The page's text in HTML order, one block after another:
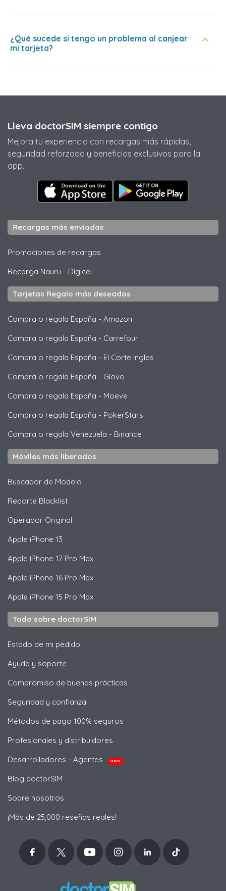
¿Qué sucede si tengo un problema al canjear
mi tarjeta?
Lleva doctorSIM siempre contigo
Mejora tu experiencia con recargas más rápidas,
seguridad reforzada y beneficios exclusivos para la
app.
Recargas más enviadas
Promociones de recargas
Recarga Nauru - Digicel
Tarjetas Regalo más deseadas
Compra o regala España - Amazon
Compra o regala España - Carrefour
Compra o regala España - El Corte Ingles
Compra o regala España - Glovo
Compra o regala España - Moeve
Compra o regala España - PokerStars
Compra o regala Venezuela - Binance
Móviles más liberados
Buscador de Modelo
Reporte Blacklist
Operador Original
Apple iPhone 13
Apple iPhone 17 Pro Max
Apple iPhone 16 Pro Max
Apple iPhone 15 Pro Max
Todo sobre doctorSIM
Estado de mi pedido
Ayuda y soporte
Compromiso de buenas prácticas
Seguridad y confianza
Métodos de pago 100% seguros
Profesionales y distribuidores
Desarrolladores - Agentes
NUEVO
Blog doctorSIM
Sobre nosotros
¡Más de 25,000 reseñas reales!